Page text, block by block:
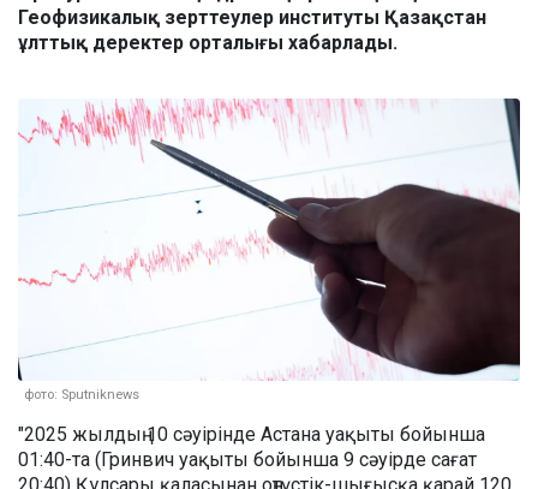
Геофизикалық зерттеулер институты Қазақстан
ұлттық деректер орталығы хабарлады.
фото: Sputniknews
"2025 жылдың 10 сәуірінде Астана уақыты бойынша
01:40-та (Гринвич уақыты бойынша 9 сәуірде сағат